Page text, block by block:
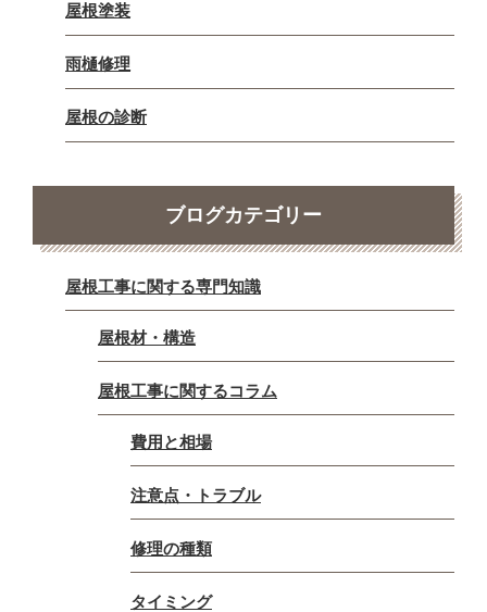
屋根塗装
雨樋修理
屋根の診断
ブログカテゴリー
屋根工事に関する専門知識
屋根材・構造
屋根工事に関するコラム
費用と相場
注意点・トラブル
修理の種類
タイミング